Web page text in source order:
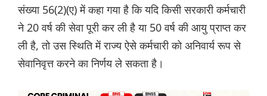
संख्या 56(2)(ए) में कहा गया है कि यदि किसी सरकारी कर्मचारी
ने 20 वर्ष की सेवा पूरी कर ली है या 50 वर्ष की आयु प्राप्त कर
ली है, तो उस स्थिति में राज्य ऐसे कर्मचारी को अनिवार्य रूप से
सेवानिवृत्त करने का निर्णय ले सकता है।